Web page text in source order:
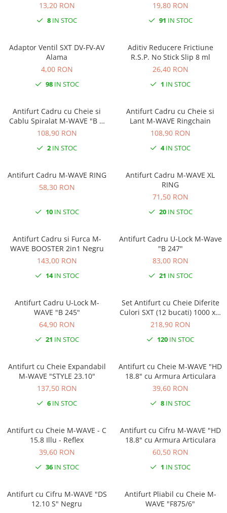
13,20 RON
8 IN STOC
19,80 RON
91 IN STOC
Adaptor Ventil SXT DV-FV-AV
Alama
4,00 RON
98IN STOC
Aditiv Reducere Frictiune
R.S.P. No Stick Slip 8 ml
26,40 RON
1 IN STOC
Antifurt Cadru cu Cheie si
Cablu Spiralat M-WAVE "B &
S"
108,90 RON
2 IN STOC
Antifurt Cadru cu Cheie si
Lant M-WAVE Ringchain
108,90 RON
4IN STOC
Antifurt Cadru M-WAVE RING
58,30 RON
10IN STOC
Antifurt Cadru M-WAVE XL
RING
71,50 RON
20IN STOC
Antifurt Cadru si Furca M-
WAVE BOOSTER 2in1 Negru
143,00 RON
14IN STOC
Antifurt Cadru U-Lock M-Wave
"B 247"
83,00 RON
21 IN STOC
Antifurt Cadru U-Lock M-
WAVE "B 245"
64,90 RON
21 IN STOC
Set Antifurt cu Cheie Diferite
Culori SXT (12 bucati) 1000 x 6
mm
218,90 RON
120 IN STOC
Antifurt cu Cheie Expandabil
M-WAVE "STYLE 23.10"
137,50 RON
6 IN STOC
Antifurt cu Cheie M-WAVE "HD
18.8" cu Armura Articulara
39,60 RON
8 IN STOC
Antifurt cu Cheie M-WAVE - C
15.8 Illu - Reflex
39,60 RON
36IN STOC
Antifurt cu Cifru M-WAVE "HD
18.8" cu Armura Articulara
60,50 RON
1 IN STOC
Antifurt cu Cifru M-WAVE "DS
12.10 S" Negru
Antifurt Pliabil cu Cheie M-
WAVE "F875/6"